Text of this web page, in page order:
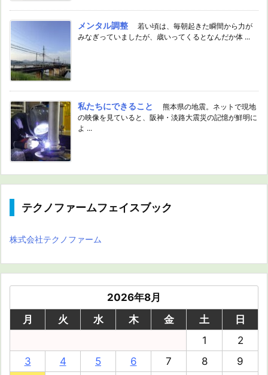
メンタル調整
若い頃は、毎朝起きた瞬間から力が
みなぎっていましたが、歳いってくるとなんだか体 ...
私たちにできること
熊本県の地震。ネットで現地
の映像を見ていると、阪神・淡路大震災の記憶が鮮明に
よ ...
テクノファームフェイスブック
株式会社テクノファーム
2026年8月
月
火 水 木 金 土
日
1
2
3
4 5 6 7 8
9